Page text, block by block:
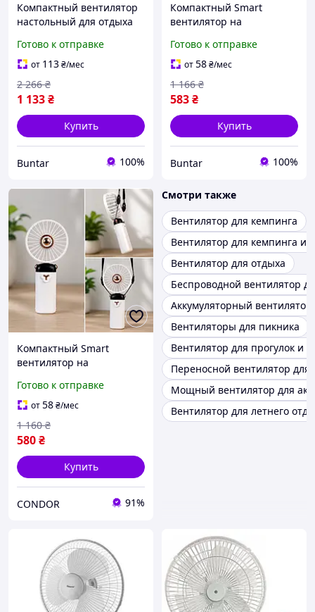
Компактный вентилятор
настольный для отдыха
увлажнителем воздуха
Готово к отправке
от 113₴/мес
1 133₴
2 266 ₴
Купить
Buntar 100%
Компактный Smart
вентилятор на
на природе BUN-2846
Готово к отправке
от58₴/мес
583₴
1 166 ₴
Купить
Buntar 100%
Компактный Smart
вентилятор на
на природе
Готово к отправке
от58₴/мес
580₴
1 160 ₴
Купить
CONDOR 91%
Смотри также
Вентилятор для кемпинга
Вентилятор для кемпинга и
Вентилятор для отдыха
Беспроводной вентилятор
Аккумуляторный вентилятор
Вентиляторы для пикника
Вентилятор для прогулок и
Переносной вентилятор для
Мощный вентилятор для
Вентилятор для летнего